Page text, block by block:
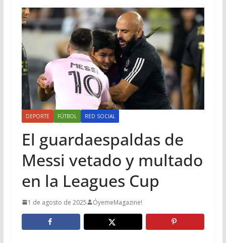
DEPORTE FÚTBOL RED SOCIAL
El guardaespaldas de
Messi vetado y multado
en la Leagues Cup
1 de agosto de 2025 ÓyemeMagazine!